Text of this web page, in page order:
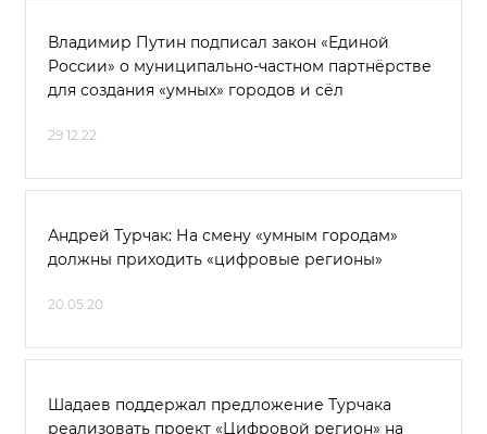
Владимир Путин подписал закон «Единой
России» о муниципально-частном партнёрстве
для создания «умных» городов и сёл
29.12.22
Андрей Турчак: На смену «умным городам»
должны приходить «цифровые регионы»
20.05.20
Шадаев поддержал предложение Турчака
реализовать проект «Цифровой регион» на